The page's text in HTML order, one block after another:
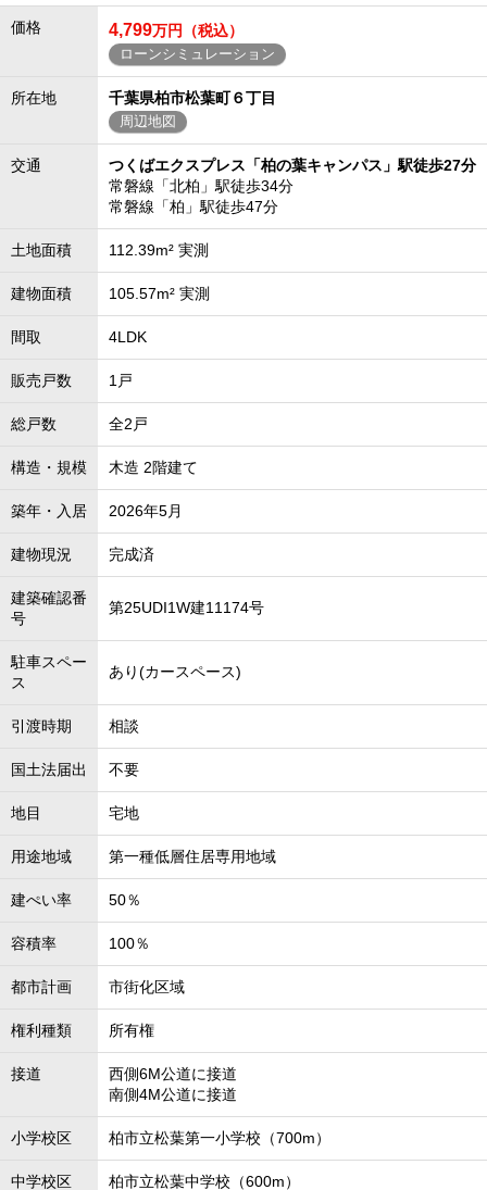
価格 4,799万円（税込）
ローンシミュレーション
所在地 千葉県柏市松葉町６丁目
周辺地図
交通
つくばエクスプレス「柏の葉キャンパス」駅徒歩27分
常磐線「北柏」駅徒歩34分
常磐線「柏」駅徒歩47分
土地面積 112.39m² 実測
建物面積 105.57m² 実測
間取 4LDK
販売戸数 1戸
総戸数 全2戸
構造・規模 木造 2階建て
築年・入居 2026年5月
建物現況 完成済
建築確認番
号
第25UDI1W建11174号
駐車スペー
ス
あり(カースペース)
引渡時期 相談
国土法届出 不要
地目 宅地
用途地域 第一種低層住居専用地域
建ぺい率 50％
容積率 100％
都市計画 市街化区域
権利種類 所有権
接道
西側6M公道に接道
南側4M公道に接道
小学校区 柏市立松葉第一小学校（700m）
中学校区 柏市立松葉中学校（600m）